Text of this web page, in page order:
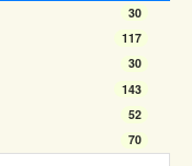
30
117
30
143
52
70